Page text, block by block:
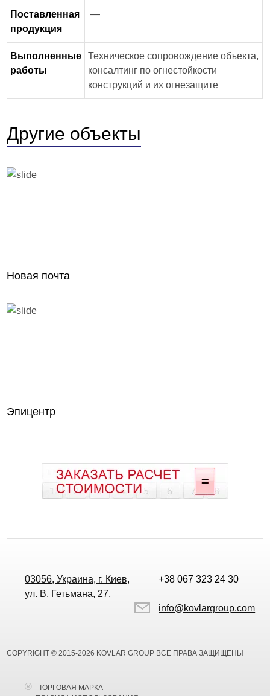
Поставленная
продукция
—
Выполненные
работы
Техническое сопровождение объекта,
консалтинг по огнестойкости
конструкций и их огнезащите
Другие объекты
Новая почта
Эпицентр
03056, Украина, г. Киев,
ул. В. Гетьмана, 27,
+38 067 323 24 30
info@kovlargroup.com
COPYRIGHT © 2015-2026 KOVLAR GROUP ВСЕ ПРАВА ЗАЩИЩЕНЫ
ТОРГОВАЯ МАРКА